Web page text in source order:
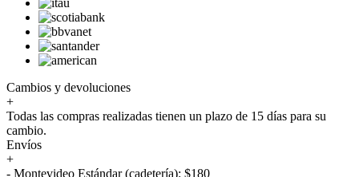
Cambios y devoluciones
+
Todas las compras realizadas tienen un plazo de 15 días para su
cambio.
Envíos
+
- Montevideo Estándar (cadetería): $180